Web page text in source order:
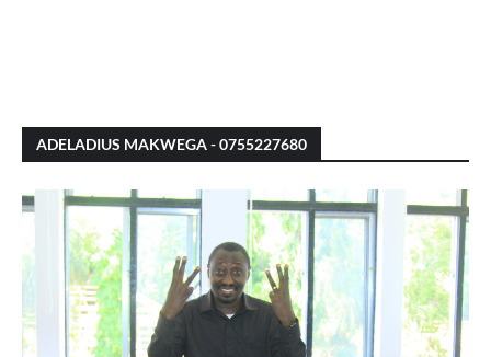
ADELADIUS MAKWEGA - 0755227680